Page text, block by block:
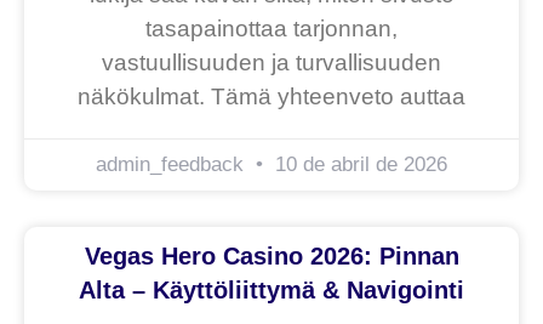
tasapainottaa tarjonnan,
vastuullisuuden ja turvallisuuden
näkökulmat. Tämä yhteenveto auttaa
admin_feedback 10 de abril de 2026
Vegas Hero Casino 2026: Pinnan
Alta – Käyttöliittymä & Navigointi